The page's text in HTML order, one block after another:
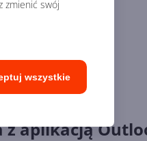
zmienić swój
wszystkie
z aplikacją